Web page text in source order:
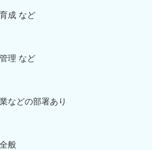
成 など
理 など
などの部署あり
般